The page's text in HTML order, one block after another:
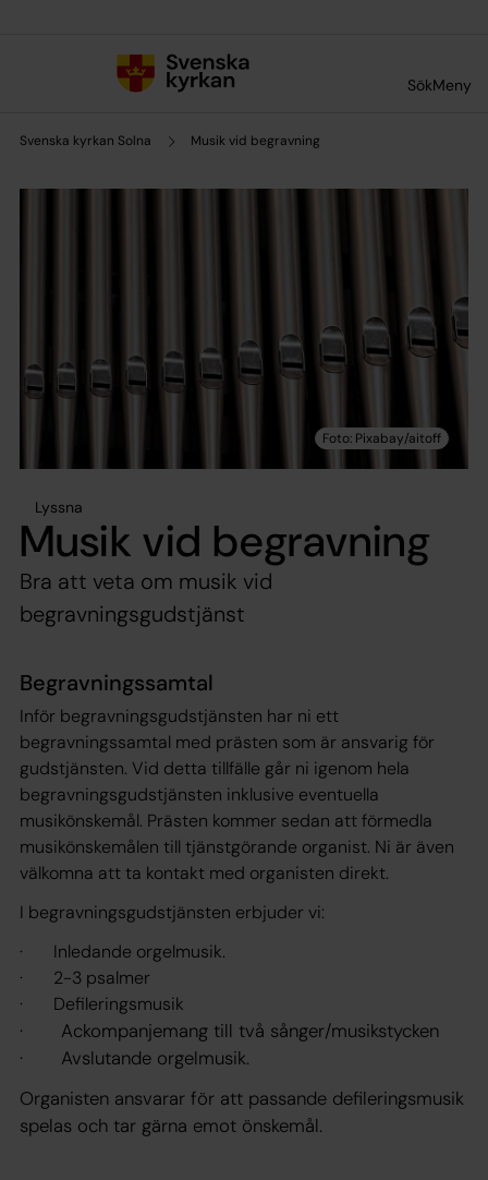
SökMeny
Svenska kyrkan Solna Musik vid begravning
Lyssna
Musik vid begravning
Bra att veta om musik vid
begravningsgudstjänst
Begravningssamtal
Inför begravningsgudstjänsten har ni ett
begravningssamtal med prästen som är ansvarig för
gudstjänsten. Vid detta tillfälle går ni igenom hela
begravningsgudstjänsten inklusive eventuella
musikönskemål. Prästen kommer sedan att förmedla
musikönskemålen till tjänstgörande organist. Ni är även
välkomna att ta kontakt med organisten direkt.
I begravningsgudstjänsten erbjuder vi:
· Inledande orgelmusik.
· 2-3 psalmer
· Defileringsmusik
· Ackompanjemang till två sånger/musikstycken
· Avslutande orgelmusik.
Organisten ansvarar för att passande defileringsmusik
spelas och tar gärna emot önskemål.